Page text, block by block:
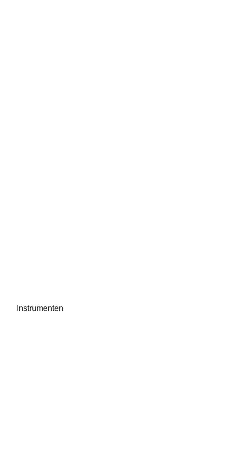
Instrumenten